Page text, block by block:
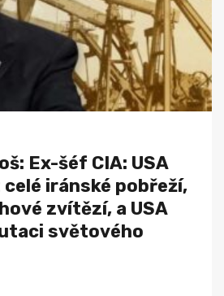
Ex-šéf CIA: USA
iránské pobřeží,
zvítězí, a USA
světového